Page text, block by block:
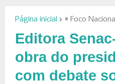
Página inicial # Foco Nacional
Editora
obra do
com debate